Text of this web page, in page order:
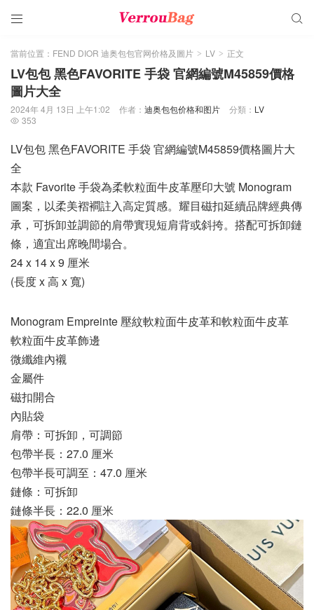
 
當前位置： FEND DIOR 迪奥包包官网价格及圖片 > LV > 正文
LV包包 黑色FAVORITE 手袋 官網編號M45859價格
圖片大全
2024年 4月 13日 上午1:02 作者： 迪奥包包价格和图片 分類： LV
 353
LV包包 黑色FAVORITE 手袋 官網編號M45859價格圖片大
全
本款 Favorite 手袋為柔軟粒面牛皮革壓印大號 Monogram
圖案，以柔美褶襇註入高定質感。耀目磁扣延續品牌經典傳
承，可拆卸並調節的肩帶實現短肩背或斜挎。搭配可拆卸鏈
條，適宜出席晚間場合。
24 x 14 x 9 厘米
(長度 x 高 x 寬)
Monogram Empreinte 壓紋軟粒面牛皮革和軟粒面牛皮革
軟粒面牛皮革飾邊
微纖維內襯
金屬件
磁扣開合
內貼袋
肩帶：可拆卸，可調節
包帶半長：27.0 厘米
包帶半長可調至：47.0 厘米
鏈條：可拆卸
鏈條半長：22.0 厘米